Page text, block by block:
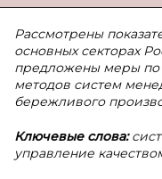
Рассмотрены
основных секторах
предложены меры по
методов систем
бережливого
Ключевые слова:
управление